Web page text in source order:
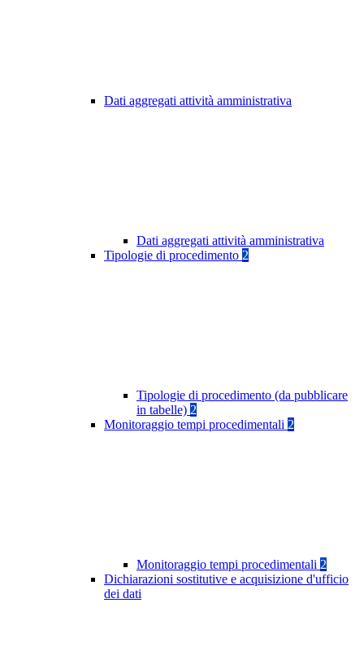
Dati aggregati attività amministrativa
Dati aggregati attività amministrativa
Tipologie di procedimento 2
Tipologie di procedimento (da pubblicare
in tabelle) 2
Monitoraggio tempi procedimentali 2
Monitoraggio tempi procedimentali 2
Dichiarazioni sostitutive e acquisizione d'ufficio
dei dati